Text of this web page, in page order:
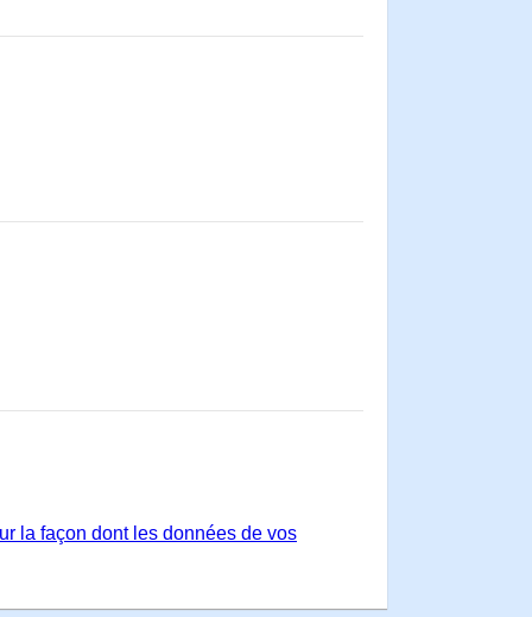
la façon dont les données de vos